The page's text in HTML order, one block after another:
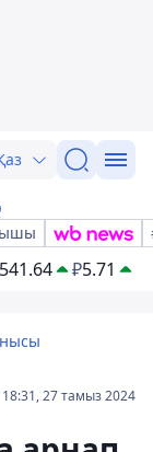
541.64 ₽5.71
18:31, 27 тамыз 2024